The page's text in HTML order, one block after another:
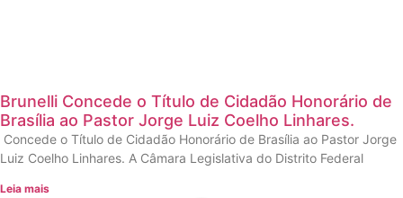
Brunelli Concede o Título de Cidadão Honorário de
Brasília ao Pastor Jorge Luiz Coelho Linhares.
Concede o Título de Cidadão Honorário de Brasília ao Pastor Jorge
Luiz Coelho Linhares. A Câmara Legislativa do Distrito Federal
Leia mais